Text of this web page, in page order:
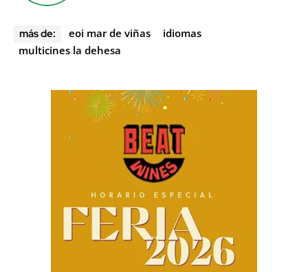
más de: eoi mar de viñas
idiomas
multicines la dehesa